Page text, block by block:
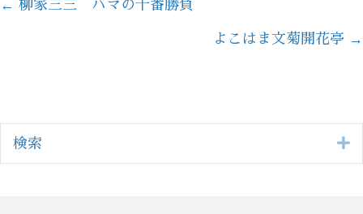
Posts
← 柳家三三 ハマの十番勝負
よこはま文菊開花亭 →
検索